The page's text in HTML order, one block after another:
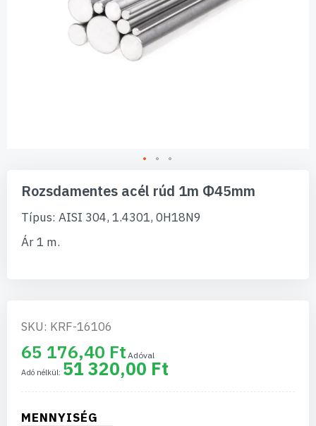
képgaléria
elejére
Rozsdamentes acél rúd 1m Φ45mm
Típus: AISI 304, 1.4301, 0H18N9
Ár 1 m.
SKU: KRF-16106
65 176,40 Ft
51 320,00 Ft
MENNYISÉG